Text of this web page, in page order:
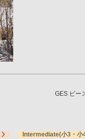
GES ビー
Intermediate(小3・小